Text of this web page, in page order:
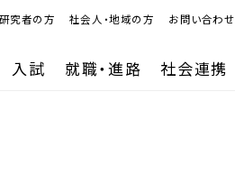
入試 就職・進路 社会連携
究者の方 社会人・地域の方 お問い合わせ